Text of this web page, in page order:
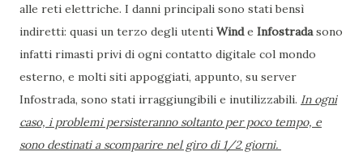
alle reti elettriche. I danni principali sono stati bensì
indiretti: quasi un terzo degli utenti Winde Infostradasono
infatti rimasti privi di ogni contatto digitale col mondo
esterno, e molti siti appoggiati, appunto, su server
Infostrada, sono stati irraggiungibili e inutilizzabili. In ogni
caso, i problemi persisteranno soltanto per poco tempo, e
sono destinati a scomparire nel giro di 1/2 giorni.